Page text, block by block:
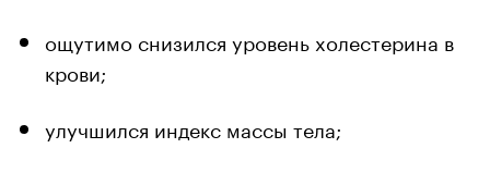
ощутимо снизился уровень холестерина в
крови;
улучшился индекс массы тела;